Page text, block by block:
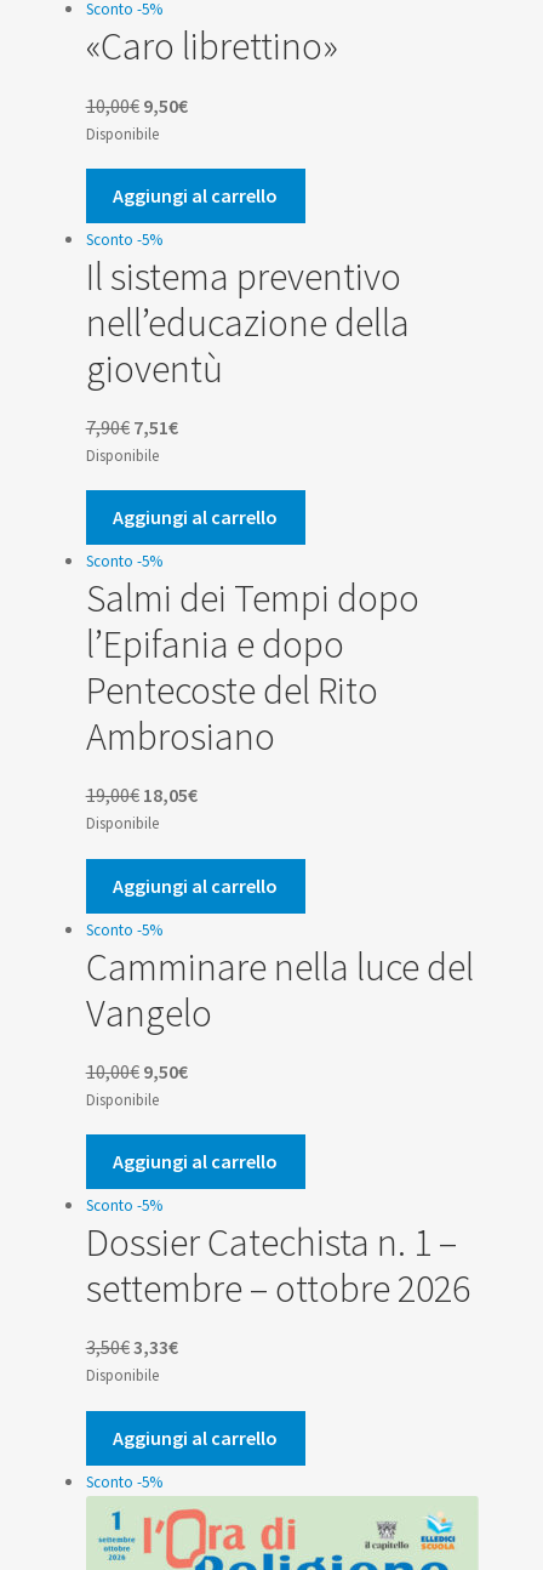
Sconto -5%
«Caro librettino»
10,00€ Il
prezzo
originale
era:
10,00€.
9,50€Il
attuale
è:
9,50€.
Disponibile
Aggiungi al carrello
Sconto -5%
Il sistema preventivo
nell’educazione della
gioventù
7,90€ Il
prezzo
originale
era:
7,90€.
7,51€Il
attuale
è:
7,51€.
Disponibile
Aggiungi al carrello
Sconto -5%
Salmi dei Tempi dopo
l’Epifania e dopo
Pentecoste del Rito
Ambrosiano
19,00€ Il
prezzo
originale
era:
19,00€.
18,05€Il
attuale
è:
18,05€.
Disponibile
Aggiungi al carrello
Sconto -5%
Camminare nella luce del
Vangelo
10,00€ Il
prezzo
originale
era:
10,00€.
9,50€Il
attuale
è:
9,50€.
Disponibile
Aggiungi al carrello
Sconto -5%
Dossier Catechista n. 1 –
settembre – ottobre 2026
3,50€Il
prezzo
originale
era:
3,50€.
3,33€Il
attuale
è:
3,33€.
Disponibile
Aggiungi al carrello
Sconto -5%